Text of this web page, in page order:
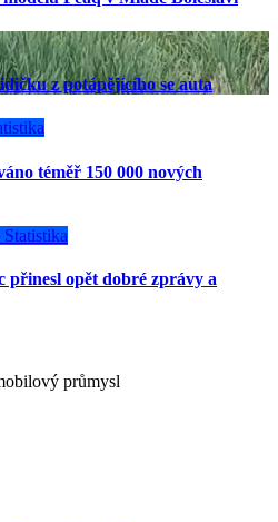
z potápějícího se auta
téměř 150 000 nových
Statistika
přinesl opět dobré zprávy a
průmysl